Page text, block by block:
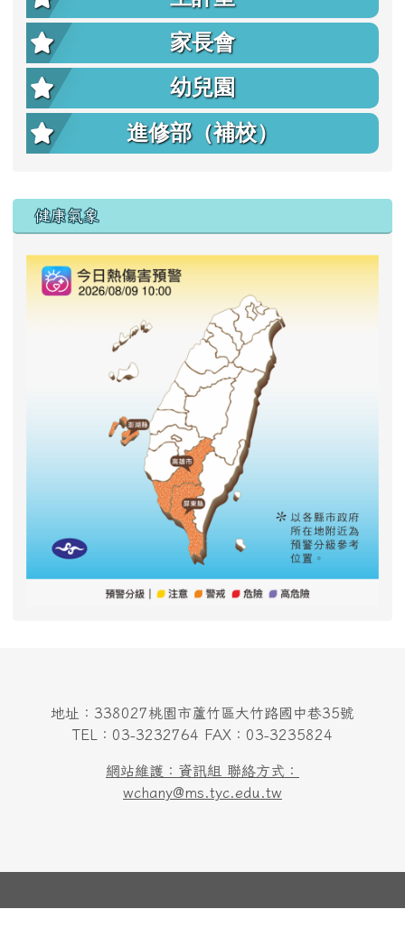
家長會
幼兒園
進修部（補校）
右邊區域內容
健康氣象
地址：338027桃園市蘆竹區大竹路國中巷35號
TEL：03-3232764 FAX：03-3235824
網站維護：資訊組 聯絡方式：
wchany@ms.tyc.edu.tw